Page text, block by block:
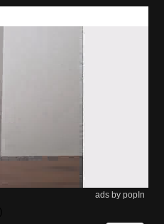
ads by popIn